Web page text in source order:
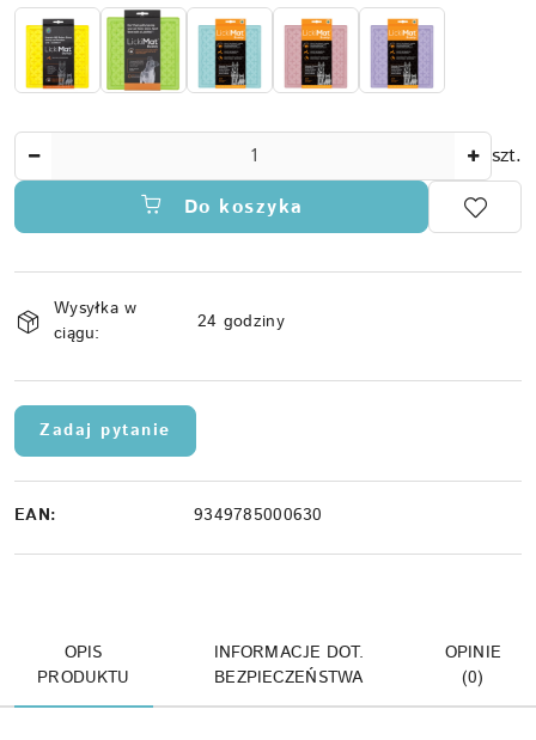
szt.
Do koszyka
i
dostawa
Wysyłka w
ciągu:
24 godziny
Zadaj pytanie
EAN: 9349785000630
OPIS
PRODUKTU
INFORMACJE DOT.
BEZPIECZEŃSTWA
OPINIE
(0)